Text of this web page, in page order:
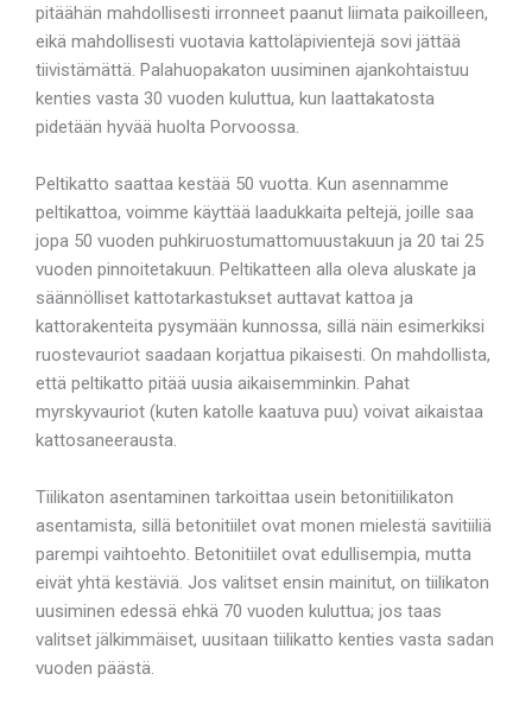
pitäähän mahdollisesti irronneet paanut liimata paikoilleen,
eikä mahdollisesti vuotavia kattoläpivientejä sovi jättää
tiivistämättä. Palahuopakaton uusiminen ajankohtaistuu
kenties vasta 30 vuoden kuluttua, kun laattakatosta
pidetään hyvää huolta Porvoossa.
Peltikatto saattaa kestää 50 vuotta. Kun asennamme
peltikattoa, voimme käyttää laadukkaita peltejä, joille saa
jopa 50 vuoden puhkiruostumattomuustakuun ja 20 tai 25
vuoden pinnoitetakuun. Peltikatteen alla oleva aluskate ja
säännölliset kattotarkastukset auttavat kattoa ja
kattorakenteita pysymään kunnossa, sillä näin esimerkiksi
ruostevauriot saadaan korjattua pikaisesti. On mahdollista,
että peltikatto pitää uusia aikaisemminkin. Pahat
myrskyvauriot (kuten katolle kaatuva puu) voivat aikaistaa
kattosaneerausta.
Tiilikaton asentaminen tarkoittaa usein betonitiilikaton
asentamista, sillä betonitiilet ovat monen mielestä savitiiliä
parempi vaihtoehto. Betonitiilet ovat edullisempia, mutta
eivät yhtä kestäviä. Jos valitset ensin mainitut, on tiilikaton
uusiminen edessä ehkä 70 vuoden kuluttua; jos taas
valitset jälkimmäiset, uusitaan tiilikatto kenties vasta sadan
vuoden päästä.